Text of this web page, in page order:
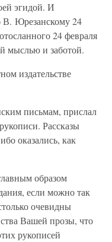
эгидой. И
В. Юрезанскому 24
24 февраля
мыслью и заботой.
издательстве
письмам, прислал
Рассказы
оказались, как
образом
если можно так
очевидны
Вашей прозы, что
рукописей